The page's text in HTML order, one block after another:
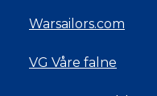
Warsailors.com
VG Våre falne